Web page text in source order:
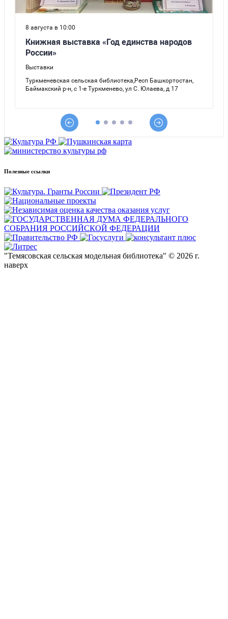
Полезные ссылки
"Темясовская сельская модельная библиотека" © 2026 г.
наверх